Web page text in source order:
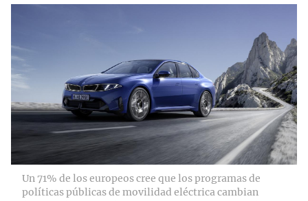
Un 71% de los europeos cree que los programas de
políticas públicas de movilidad eléctrica cambian